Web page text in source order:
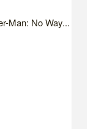
Man: No Way...